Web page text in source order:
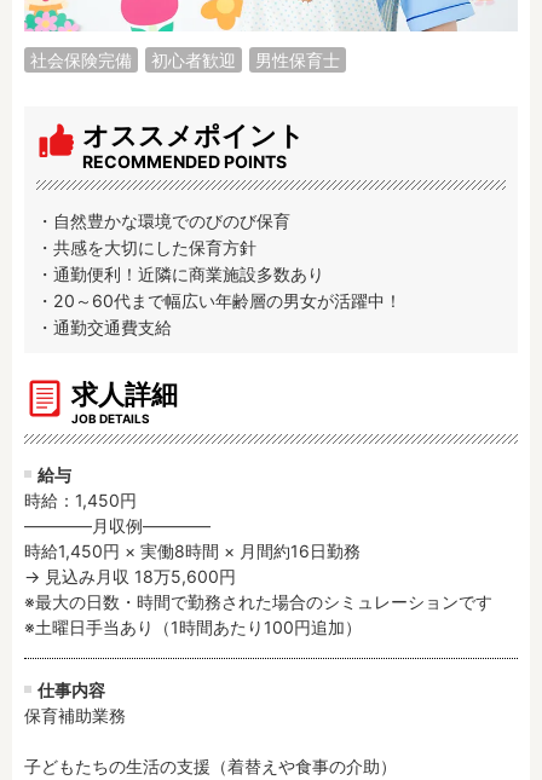
社会保険完備 初心者歓迎 男性保育士
オススメポイント
RECOMMENDED POINTS
・自然豊かな環境でのびのび保育
・共感を大切にした保育方針
・通勤便利！近隣に商業施設多数あり
・20～60代まで幅広い年齢層の男女が活躍中！
・通勤交通費支給
求人詳細
JOB DETAILS
給与
時給：1,450円
――――月収例――――
時給1,450円 × 実働8時間 × 月間約16日勤務
→ 見込み月収 18万5,600円
※最大の日数・時間で勤務された場合のシミュレーションです
※土曜日手当あり（1時間あたり100円追加）
仕事内容
保育補助業務
子どもたちの生活の支援（着替えや食事の介助）
施設形態
公立保育園
私立認可保育園
小規模認可保育園
認可外保育園
病院内保育所
事業所内保育所
学童保育施設
児童館
子育て支援センター
放課後等デイサービ
ス
テンダーの運営施設
その他施設
特徴
時間固定
土日祝休み
残業3時間以内
13時までのお仕事
13時以降スタート
16時以降スタート
実働5時間以内
土日祝のお仕事
夜勤のお仕事
時給1600円～
書類対応なし
社会保険完備
資格不問
男性保育士
当社スタッフ活躍中